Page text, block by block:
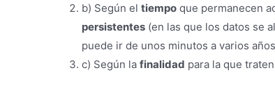
b) Según el tiempo que permanecen
persistentes (en las que los datos se
puede ir de unos minutos a varios
c) Según la finalidad para la que